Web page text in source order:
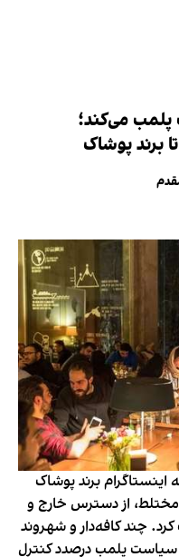
می‌کند؛
برند پوشاک
برند پوشاک
از دسترس خارج و
چند کافه‌‌دار و شهروند
سیاست پلمب درصدد کنترل